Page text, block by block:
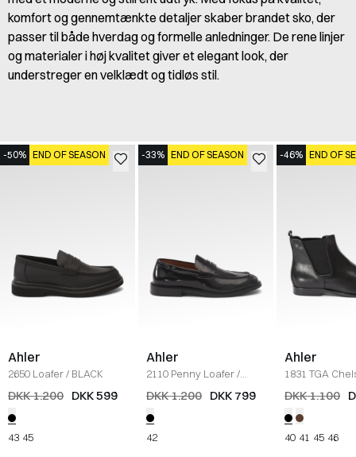
komfort og gennemtænkte detaljer skaber brandet sko, der
passer til både hverdag og formelle anledninger. De rene linjer
og materialer i høj kvalitet giver et elegant look, der
understreger en velklædt og tidløs stil.
-50% END OF SEASON
Ahler
2650 Loafer/ BLACK
DKK 1.200 DKK 599
43 45
-33% END OF SEASON
Ahler
2110 Penny Loafer/
BLACK
DKK 1.200 DKK 799
42
-46% END OF
Ahler
1831 TGA
SORT
DKK 1.100
40 41 45 46